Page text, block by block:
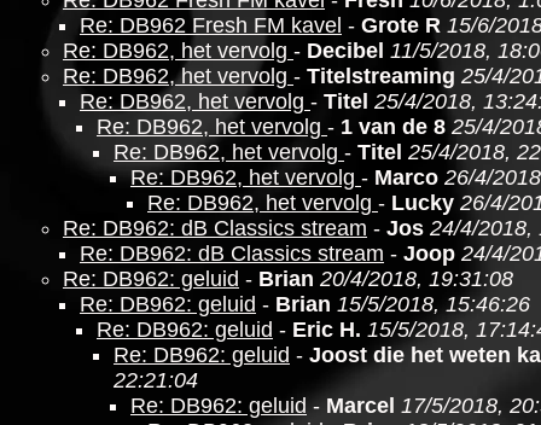
Re: DB962 Fresh FM kavel - Grote R 15/6/
Re: DB962, het vervolg - Decibel 11/5/2018,
Re: DB962, het vervolg - Titelstreaming 25/4/
Re: DB962, het vervolg - Titel 25/4/2018,
Re: DB962, het vervolg - 1 van de 8 25/4/
Re: DB962, het vervolg - Titel 25/4/2018,
Re: DB962, het vervolg - Marco 26/4/
Re: DB962, het vervolg - Lucky 26/4/
Re: DB962: dB Classics stream - Jos 24/4/2018,
Re: DB962: dB Classics stream - Joop 24/4/
Re: DB962: geluid - Brian 20/4/2018, 19:31:08
Re: DB962: geluid - Brian 15/5/2018, 15:46:26
Re: DB962: geluid - Eric H. 15/5/2018,
Re: DB962: geluid - Joost die het weten
22:21:04
Re: DB962: geluid - Marcel 17/5/2018,